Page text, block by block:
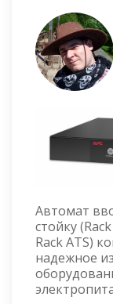
Автомат
стойку
Rack ATS)
надежное